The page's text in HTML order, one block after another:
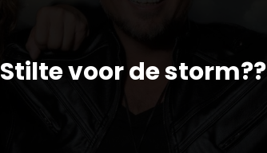
Stilte voor de storm??